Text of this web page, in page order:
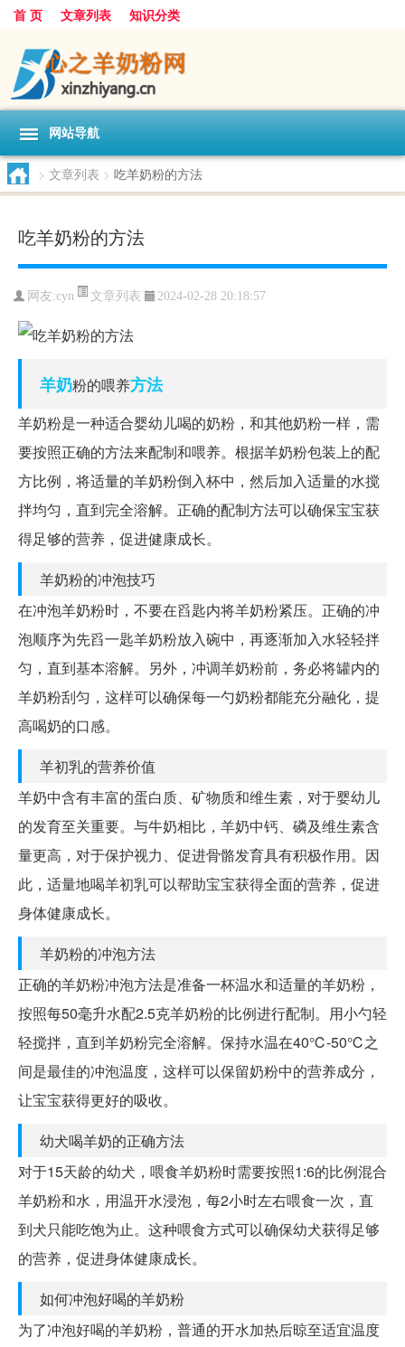
首 页 文章列表 知识分类
网站导航
> 文章列表 > 吃羊奶粉的方法
吃羊奶粉的方法
网友:cyn 文章列表 2024-02-28 20:18:57
羊奶粉的喂养方法
羊奶粉是一种适合婴幼儿喝的奶粉，和其他奶粉一样，需
要按照正确的方法来配制和喂养。根据羊奶粉包装上的配
方比例，将适量的羊奶粉倒入杯中，然后加入适量的水搅
拌均匀，直到完全溶解。正确的配制方法可以确保宝宝获
得足够的营养，促进健康成长。
羊奶粉的冲泡技巧
在冲泡羊奶粉时，不要在舀匙内将羊奶粉紧压。正确的冲
泡顺序为先舀一匙羊奶粉放入碗中，再逐渐加入水轻轻拌
匀，直到基本溶解。另外，冲调羊奶粉前，务必将罐内的
羊奶粉刮匀，这样可以确保每一勺奶粉都能充分融化，提
高喝奶的口感。
羊初乳的营养价值
羊奶中含有丰富的蛋白质、矿物质和维生素，对于婴幼儿
的发育至关重要。与牛奶相比，羊奶中钙、磷及维生素含
量更高，对于保护视力、促进骨骼发育具有积极作用。因
此，适量地喝羊初乳可以帮助宝宝获得全面的营养，促进
身体健康成长。
羊奶粉的冲泡方法
正确的羊奶粉冲泡方法是准备一杯温水和适量的羊奶粉，
按照每50毫升水配2.5克羊奶粉的比例进行配制。用小勺轻
轻搅拌，直到羊奶粉完全溶解。保持水温在40℃-50℃之
间是最佳的冲泡温度，这样可以保留奶粉中的营养成分，
让宝宝获得更好的吸收。
幼犬喝羊奶的正确方法
对于15天龄的幼犬，喂食羊奶粉时需要按照1:6的比例混合
羊奶粉和水，用温开水浸泡，每2小时左右喂食一次，直
到犬只能吃饱为止。这种喂食方式可以确保幼犬获得足够
的营养，促进身体健康成长。
如何冲泡好喝的羊奶粉
为了冲泡好喝的羊奶粉，普通的开水加热后晾至适宜温度